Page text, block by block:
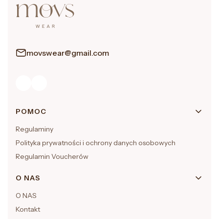
movswear@gmail.com
Linki w stopce
POMOC
Regulaminy
Polityka prywatności i ochrony danych osobowych
Regulamin Voucherów
O NAS
O NAS
Kontakt